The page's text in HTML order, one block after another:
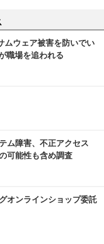
ムウェア被害を防いでい
職場を追われる
ム障害、不正アクセス
可能性も含め調査
オンラインショップ委託